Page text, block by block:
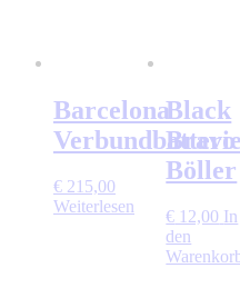
Barcelona
Verbundbatterie
€ 215,00
Weiterlesen
Black
Bravo
Böller
€ 12,00 In
den